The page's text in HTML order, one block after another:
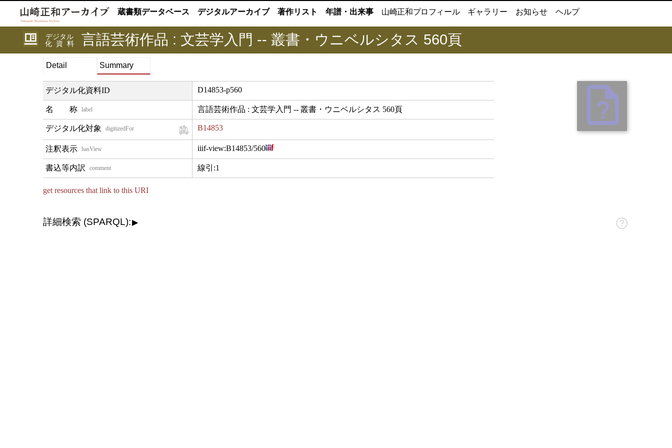
蔵書類データベース デジタルアーカイブ 著作リスト 年譜・出来事 山崎正和プロフィール ギャラリー お知らせ ヘルプ
デジタル
化資料
言語芸術作品 : 文芸学入門 -- 叢書・ウニベルシタス 560頁
Detail Summary
デジタル化資料ID D14853-p560
label 言語芸術作品 : 文芸学入門 -- 叢書・ウニベルシタス 560頁
digitizedFor B14853
hasView iiif-view:B14853/560
comment 線引:1
get resources that link to this URI
詳細検索 (SPARQL):▶